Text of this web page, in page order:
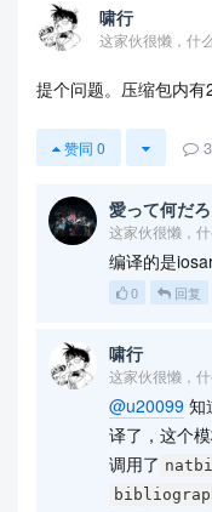
啸行
这家伙很懒，什
提个问题。压缩包内有
赞同 0 3
愛って何だ
这家伙很懒，什
编译的是
0 回复
啸行
这家伙很懒，什
@u20099 知
译了，这个
调用了